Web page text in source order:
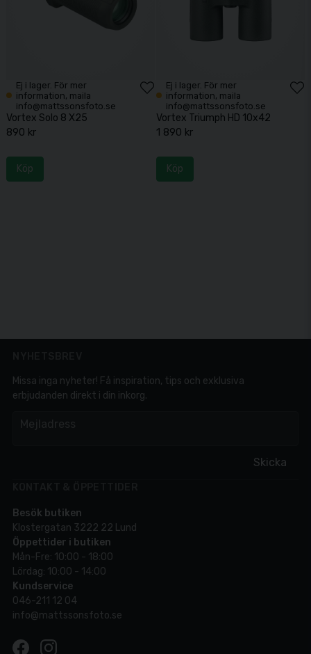
Ej i lager. För mer
information, maila
info@mattssonsfoto.se
Vortex Solo 8 X25
890 kr
Köp
Ej i lager. För mer
information, maila
info@mattssonsfoto.se
Vortex Triumph HD 10x42
1 890 kr
Köp
Skicka
Missa inga nyheter! Få inspiration, tips och exklusiva
erbjudanden direkt i din inkorg.
Besök butiken
Klostergatan 3222 22 Lund
Öppettider i butiken
Mån-Fre: 10:00 - 18:00
Lördag: 10:00 - 14:00
Kundservice
046-211 12 04
info@mattssonsfoto.se